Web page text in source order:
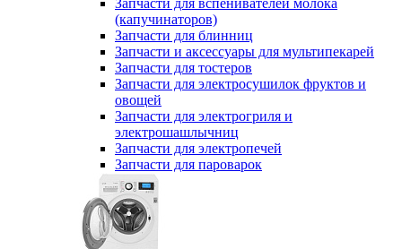
Запчасти для вспенивателей молока
(капучинаторов)
Запчасти для блинниц
Запчасти и аксессуары для мультипекарей
Запчасти для тостеров
Запчасти для электросушилок фруктов и
овощей
Запчасти для электрогриля и
электрошашлычниц
Запчасти для электропечей
Запчасти для пароварок